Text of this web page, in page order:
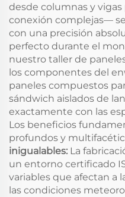
desde columnas y
conexión complejas—
con una precisión
perfecto durante el
nuestro taller de
los componentes del
paneles compuestos
sándwich aislados de
exactamente con las
Los beneficios
profundos y
inigualables: La
un entorno certificado
variables que afectan a
las condiciones